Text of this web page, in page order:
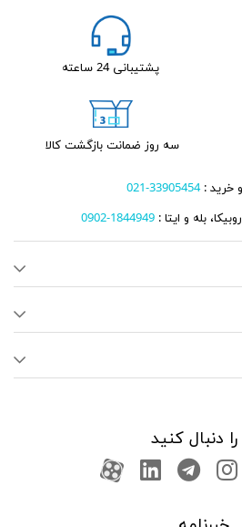
پشتیبانی 24 ساعته
سه روز ضمانت بازگشت کالا
خرید :33905454-021
بله و ایتا : 1844949-0902
دنبال کنید
یوتوب
اینستاگرام
کانال تلگرام
کانال لینکدین
آپارات